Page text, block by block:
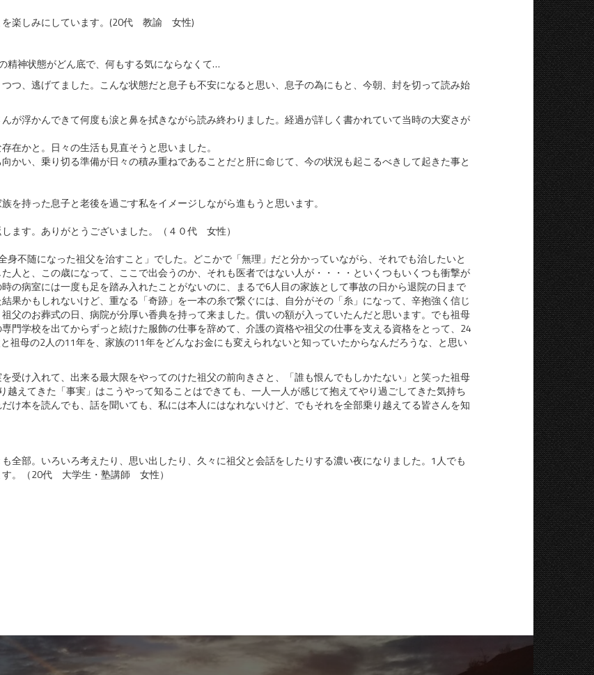
を楽しみにしています。(20代 教諭 女性)
精神状態がどん底で、何もする気にならなくて…
つ、 逃げてました。こんな状態だと息子も不安になると思い、息子の為にもと、今朝、 封を切って読み始
が浮かんできて何度も涙と鼻を拭きながら読み終わりました。経過が詳しく書かれていて当時の大変さが
在かと。日々の生活も見直そうと思いました。
かい、 乗り切る準備が日々の積み重ねであることだと肝に命じて、 今の状況も起こるべきして起きた事と
を持った息子と老後を過ごす私をイメージしながら進もうと思います。
ます。ありがとうございました。（４０代 女性）
不随になった祖父を治すこと」でした。どこかで「無理」だと分かっていながら、それでも治したいと
人と、この歳になって、ここで出会うのか、それも医者ではない人が・・・・といくつもいくつも衝撃が
の病室には一度も足を踏み入れたことがないのに、まるで6人目の家族として事故の日から退院の日まで
果かもしれないけど、重なる「奇跡」を一本の糸で繋ぐには、自分がその「糸」になって、辛抱強く信じ
父のお葬式の日、病院が分厚い香典を持って来ました。償いの額が入っていたんだと思います。でも祖母
門学校を出てからずっと続けた服飾の仕事を辞めて、介護の資格や祖父の仕事を支える資格をとって、24
祖母の2人の11年を、家族の11年をどんなお金にも変えられないと知っていたからなんだろうな、と思い
受け入れて、出来る最大限をやってのけた祖父の前向きさと、「誰も恨んでもしかたない」と笑った祖母
えてきた「事実」はこうやって知ることはできても、一人一人が感じて抱えてやり過ごしてきた気持ち
け本を読んでも、話を聞いても、私には本人にはなれないけど、でもそれを全部乗り越えてる皆さんを知
全部。いろいろ考えたり、思い出したり、久々に祖父と会話をしたりする濃い夜になりました。1人でも
す。（20代 大学生・塾講師 女性）